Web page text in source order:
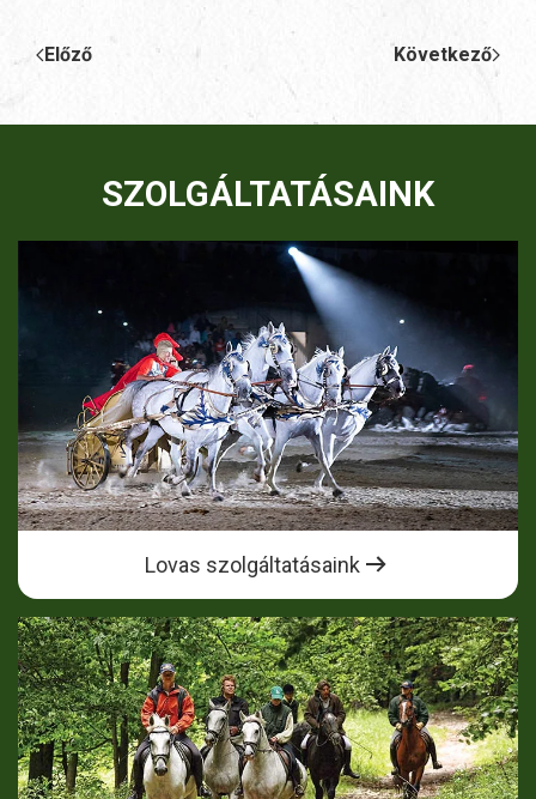
Előző Következő
SZOLGÁLTATÁSAINK
Lovas szolgáltatásaink